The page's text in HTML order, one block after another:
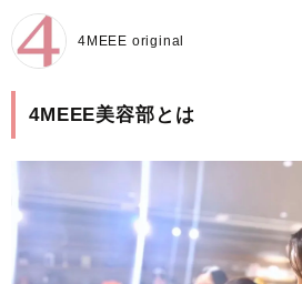
4MEEE original
4MEEE美容部とは